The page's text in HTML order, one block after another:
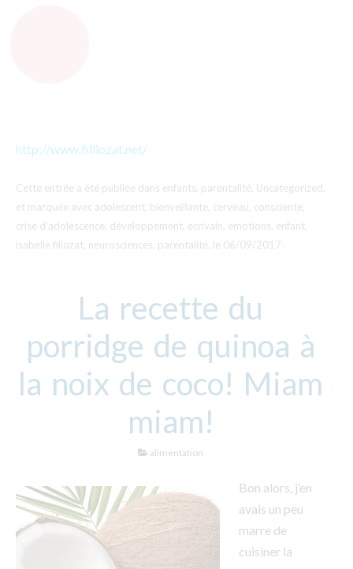
http://www.filliozat.net/
Cette entrée a été publiée dans enfants parentalité Uncategorized
et marquée avec adolescent bienveillante cerveau consciente
crise d'adolescence développement ecrivain emotions enfant
isabelle filiozat neurosciences parentalité , le 06/09/2017
La recette du
porridge de quinoa à
la noix de coco! Miam
miam!
alimentation
Bon alors, j’en
avais un peu
marre de
cuisiner la